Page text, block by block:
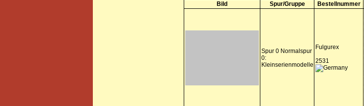
Bild Spur/Gruppe Bestellnummer
Spur 0 Normalspur
0:
Kleinserienmodelle
Fulgurex
2531